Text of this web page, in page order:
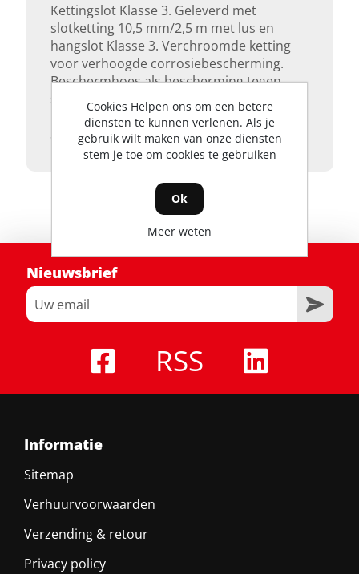
Kettingslot Klasse 3. Geleverd met
slotketting 10,5 mm/2,5 m met lus en
hangslot Klasse 3. Verchroomde ketting
voor verhoogde corrosiebescherming.
Beschermhoes als bescherming tegen
slijtage en lakschade. Een gecertificeerd
product door SBSC (Svensk Brand &
Säkerhetscertifiering AB).
Nieuwsbrief
RSS
Informatie
Sitemap
Verhuurvoorwaarden
Verzending & retour
Privacy policy
Cookies Helpen ons om een betere
diensten te kunnen verlenen. Als je
gebruik wilt maken van onze diensten
stem je toe om cookies te gebruiken
Ok
Meer weten